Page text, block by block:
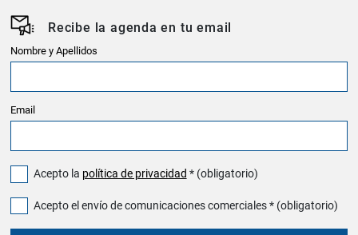
Recibe la agenda en tu email
Nombre y Apellidos
Email
Acepto la política de privacidad * (obligatorio)
Acepto el envío de comunicaciones comerciales * (obligatorio)